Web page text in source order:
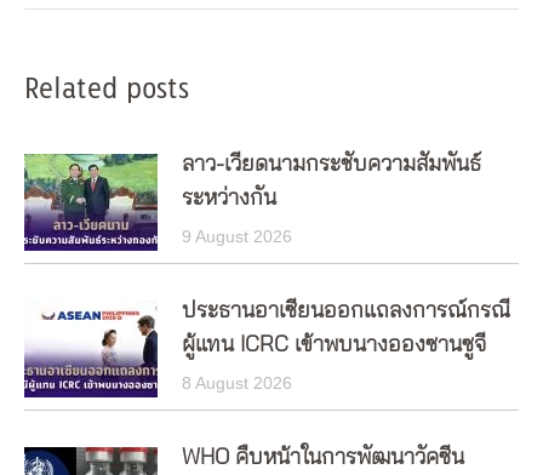
Related posts
ลาว-เวียดนามกระชับความสัมพันธ์
ระหว่างกัน
9 August 2026
ประธานอาเซียนออกแถลงการณ์กรณี
ผู้แทน ICRC เข้าพบนางอองซานซูจี
8 August 2026
WHO คืบหน้าในการพัฒนาวัคซีน